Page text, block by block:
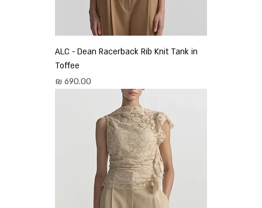
ALC - Dean Racerback Rib Knit Tank in
Toffee
מחיר